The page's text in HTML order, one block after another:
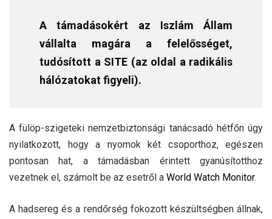
A támadásokért az Iszlám Állam
vállalta magára a felelősséget,
tudósított a SITE (az oldal a radikális
hálózatokat figyeli).
A fülöp-szigeteki nemzetbiztonsági tanácsadó hétfőn úgy
nyilatkozott, hogy a nyomok két csoporthoz, egészen
pontosan hat, a támadásban érintett gyanúsítotthoz
vezetnek el, számolt be az esetről a World Watch Monitor.
A hadsereg és a rendőrség fokozott készültségben állnak,